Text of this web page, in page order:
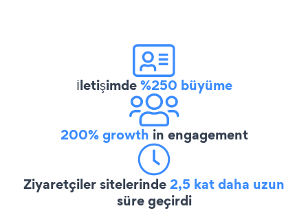
İletişimde%250 büyüme
200% growth in engagement
Ziyaretçiler sitelerinde2,5 kat daha uzun
süre geçirdi